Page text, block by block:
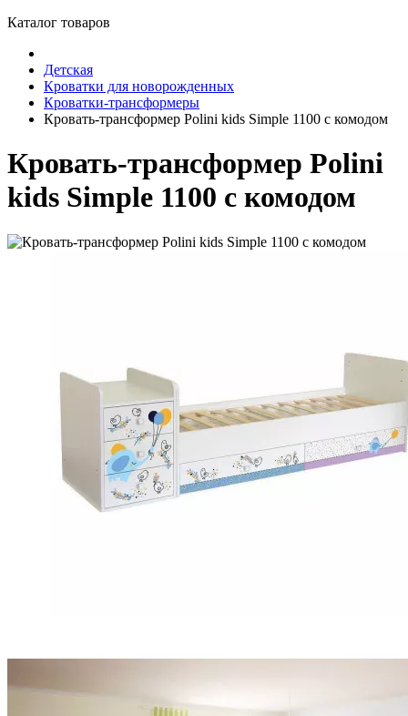
Каталог товаров
Детская
Кроватки для новорожденных
Кроватки-трансформеры
Кровать-трансформер Polini kids Simple 1100 с комодом
Кровать-трансформер Polini
kids Simple 1100 с комодом